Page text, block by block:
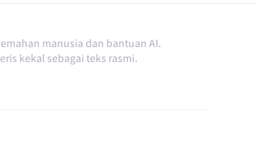
manusia dan bantuan AI.
kekal sebagai teks rasmi.